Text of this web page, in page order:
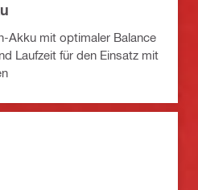
Akku mit optimaler Balance
Laufzeit für den Einsatz mit